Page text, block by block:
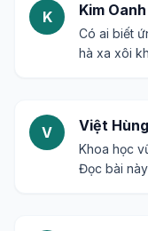
K Kim Oanh
Có ai biết
hà xa xôi
V Việt Hùng
Khoa học
Đọc bài